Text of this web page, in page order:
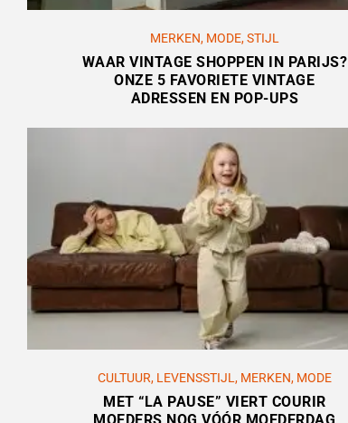
MERKEN, MODE,STIJL
WAAR VINTAGE SHOPPEN IN PARIJS?
ONZE 5 FAVORIETE VINTAGE
ADRESSEN EN POP-UPS
CULTUUR, LEVENSSTIJL , MERKEN, MODE
MET “LA PAUSE” VIERT COURIR